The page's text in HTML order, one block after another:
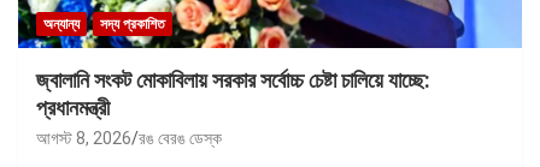
অন্যান্য সদ্য প্রকাশিত
জ্বালানি সংকট মোকাবিলায় সরকার সর্বোচ্চ চেষ্টা চালিয়ে যাচ্ছে:
প্রধানমন্ত্রী
আগস্ট 8, 2026 রঙ বেরঙ ডেস্ক